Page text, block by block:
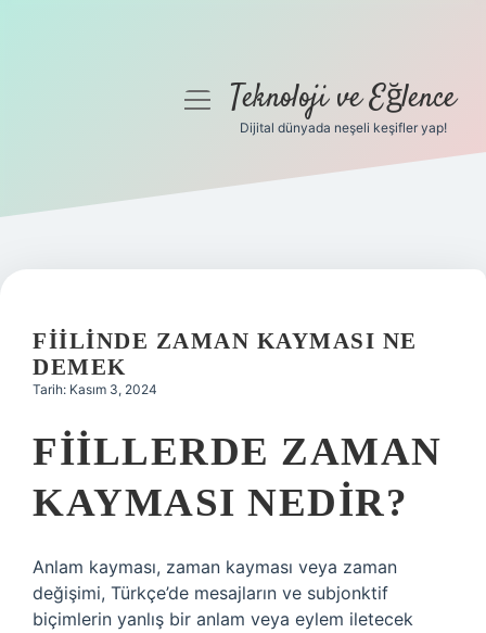
Gizlilik Politikası
Yasal Uyarı
menüyüTeknoloji ve Eğlence
Dijital dünyada neşeli keşifler yap!
FIILINDE ZAMAN KAYMASI NE
DEMEK
Tarih: Kasım 3, 2024
FIILLERDE ZAMAN
KAYMASI NEDIR?
Anlam kayması, zaman kayması veya zaman
değişimi, Türkçe’de mesajların ve subjonktif
biçimlerin yanlış bir anlam veya eylem iletecek